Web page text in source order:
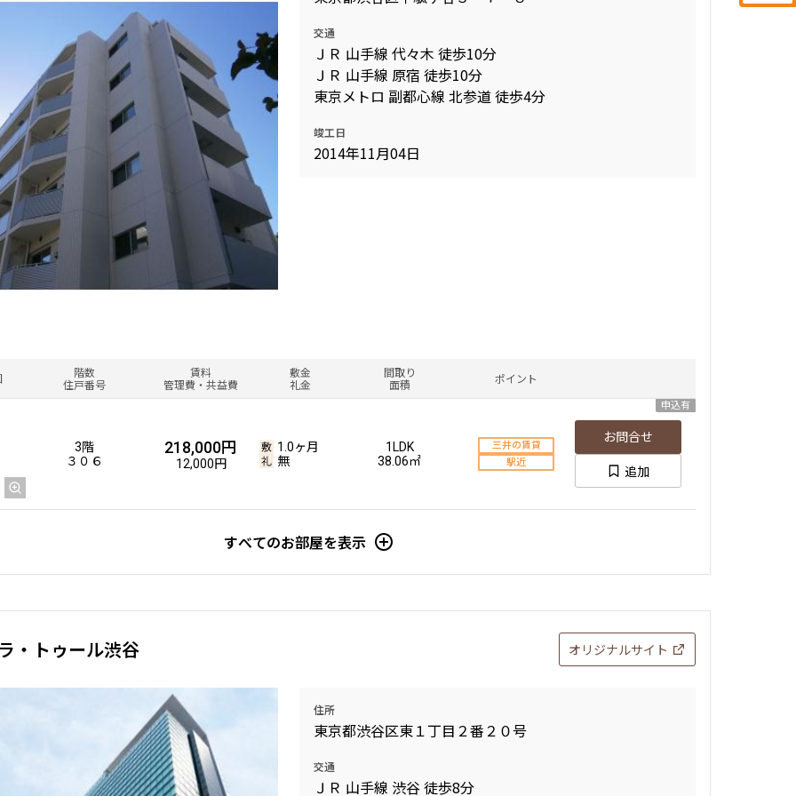
交通
ＪＲ 山手線 代々木 徒歩10分
ＪＲ 山手線 原宿 徒歩10分
東京メトロ 副都心線 北参道 徒歩4分
竣工日
2014年11月04日
階数
住戸番号
賃料
管理費・共益費
敷金
礼金
間取り
面積
ポイント
申込有
3階
３０６
218,000円
12,000円
1.0ヶ月
無
1LDK
38.06㎡
三井の賃貸
駅近
お問合せ
追加
すべてのお部屋を表示
・トゥール渋谷 オリジナルサイト
住所
東京都渋谷区東１丁目２番２０号
交通
ＪＲ 山手線 渋谷 徒歩8分